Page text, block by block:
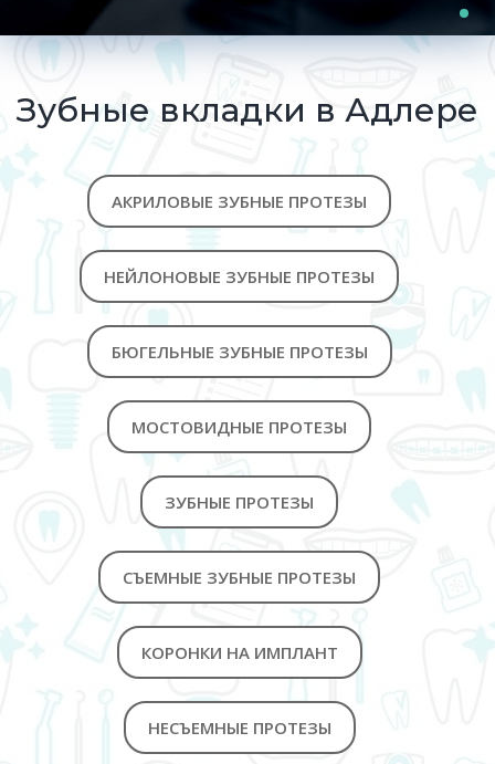
Зубные вкладки в Адлере
АКРИЛОВЫЕ ЗУБНЫЕ ПРОТЕЗЫ
НЕЙЛОНОВЫЕ ЗУБНЫЕ ПРОТЕЗЫ
БЮГЕЛЬНЫЕ ЗУБНЫЕ ПРОТЕЗЫ
МОСТОВИДНЫЕ ПРОТЕЗЫ
ЗУБНЫЕ ПРОТЕЗЫ
СЪЕМНЫЕ ЗУБНЫЕ ПРОТЕЗЫ
КОРОНКИ НА ИМПЛАНТ
НЕСЪЕМНЫЕ ПРОТЕЗЫ